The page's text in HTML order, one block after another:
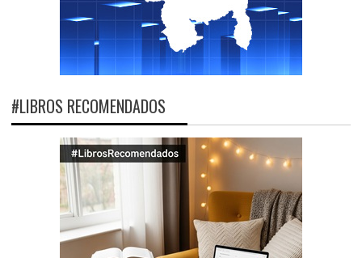
#LIBROS RECOMENDADOS